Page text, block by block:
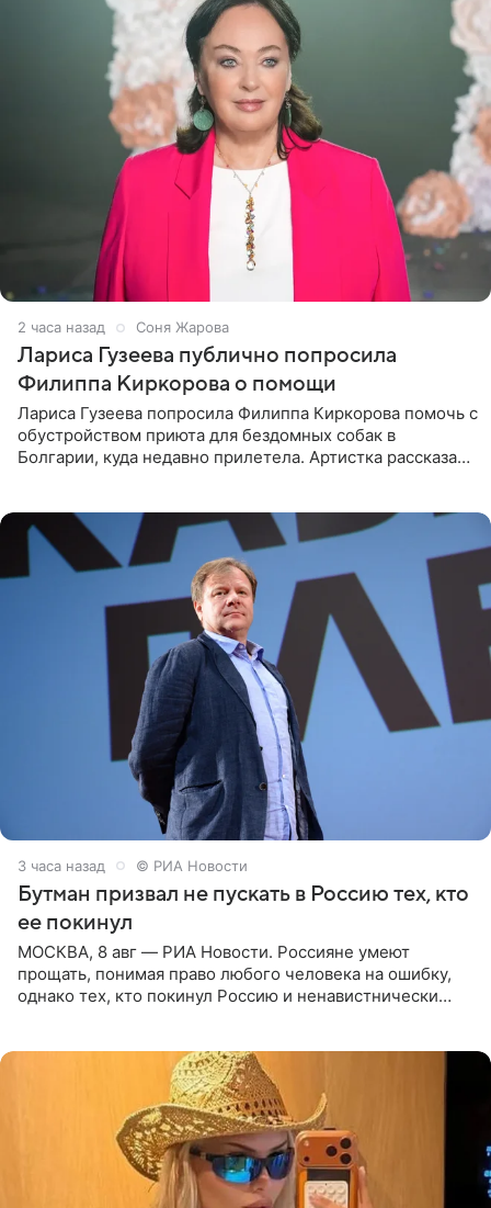
2 часа назад Соня Жарова
Лариса Гузеева публично попросила
Филиппа Киркорова о помощи
Лариса Гузеева попросила Филиппа Киркорова помочь с
обустройством приюта для бездомных собак в
Болгарии, куда недавно прилетела. Артистка рассказала
3 часа назад © РИА Новости
Бутман призвал не пускать в Россию тех, кто
ее покинул
МОСКВА, 8 авг — РИА Новости. Россияне умеют
прощать, понимая право любого человека на ошибку,
однако тех, кто покинул Россию и ненавистнически